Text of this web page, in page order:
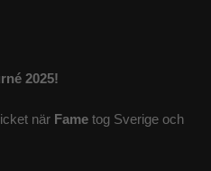
2025!
när Fametog Sverige och